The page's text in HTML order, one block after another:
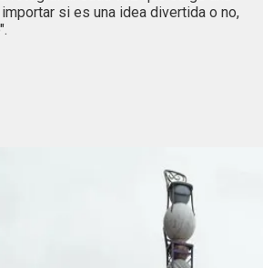
si es una idea divertida o no,